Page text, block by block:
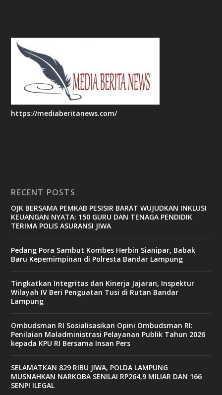
https://mediaberitanews.com/
RECENT POSTS
OJK BERSAMA PEMKAB PESISIR BARAT WUJUDKAN INKLUSI
KEUANGAN NYATA: 150 GURU DAN TENAGA PENDIDIK
TERIMA POLIS ASURANSI JIWA
Pedang Pora Sambut Kombes Herbin Sianipar, Babak
Baru Kepemimpinan di Polresta Bandar Lampung
Tingkatkan Integritas dan Kinerja Jajaran, Inspektur
Wilayah IV Beri Penguatan Tusi di Rutan Bandar
Lampung
Ombudsman RI Sosialisasikan Opini Ombudsman RI:
Penilaian Maladministrasi Pelayanan Publik Tahun 2026
kepada KPU RI Bersama Insan Pers
SELAMATKAN 829 RIBU JIWA, POLDA LAMPUNG
MUSNAHKAN NARKOBA SENILAI RP264,9 MILIAR DAN 166
SENPI ILEGAL